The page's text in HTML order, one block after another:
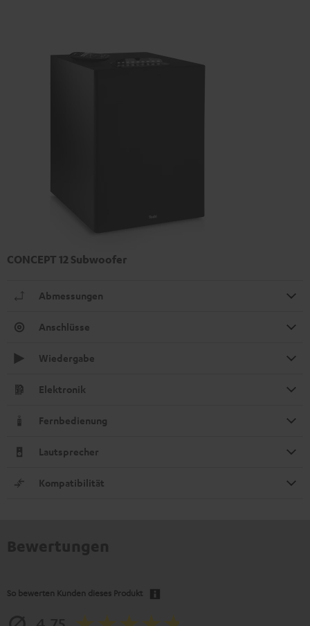
CONCEPT 12 Subwoofer
Abmessungen
Anschlüsse
Wiedergabe
Elektronik
Fernbedienung
Lautsprecher
Kompatibilität
So bewerten Kunden dieses Produkt